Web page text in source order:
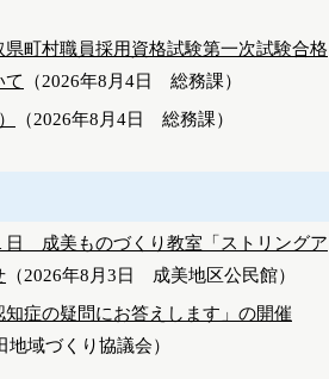
町村職員採用資格試験第一次試験合格
て
（2026年8月4日 総務課）
（2026年8月4日 総務課）
日 成美ものづくり教室「ストリングア
（2026年8月3日 成美地区公民館）
症の疑問にお答えします」の開催
地域づくり協議会）